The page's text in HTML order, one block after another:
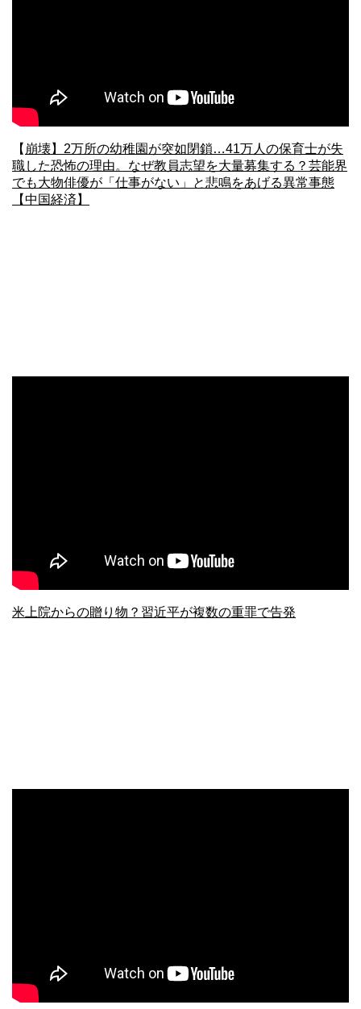
【 崩壊】2万所の幼稚園が突如閉鎖…41万人の保育士が失
職した恐怖の理由。なぜ教員志望を大量募集する？芸能界
でも大物俳優が「仕事がない」と悲鳴をあげる異常事態
【中国経済】
米上院からの贈り物？習近平が複数の重罪で告発